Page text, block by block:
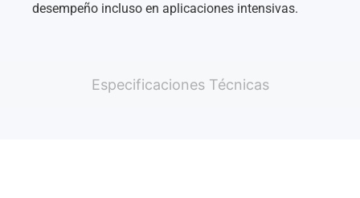
Especificaciones Técnicas
desempeño incluso en aplicaciones intensivas.